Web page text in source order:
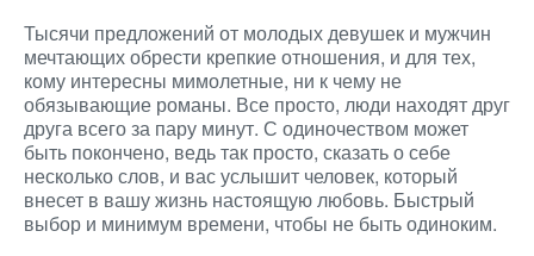
Тысячи предложений от молодых девушек и мужчин
мечтающих обрести крепкие отношения, и для тех,
кому интересны мимолетные, ни к чему не
обязывающие романы. Все просто, люди находят друг
друга всего за пару минут. С одиночеством может
быть покончено, ведь так просто, сказать о себе
несколько слов, и вас услышит человек, который
внесет в вашу жизнь настоящую любовь. Быстрый
выбор и минимум времени, чтобы не быть одиноким.